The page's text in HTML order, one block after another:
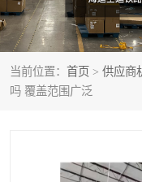
当前位置： 首页 > 供应商
吗 覆盖范围广泛
门
墨西哥海运/空运-
门